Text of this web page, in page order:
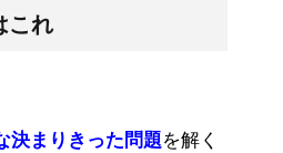
これ
決まりきった問題を解く